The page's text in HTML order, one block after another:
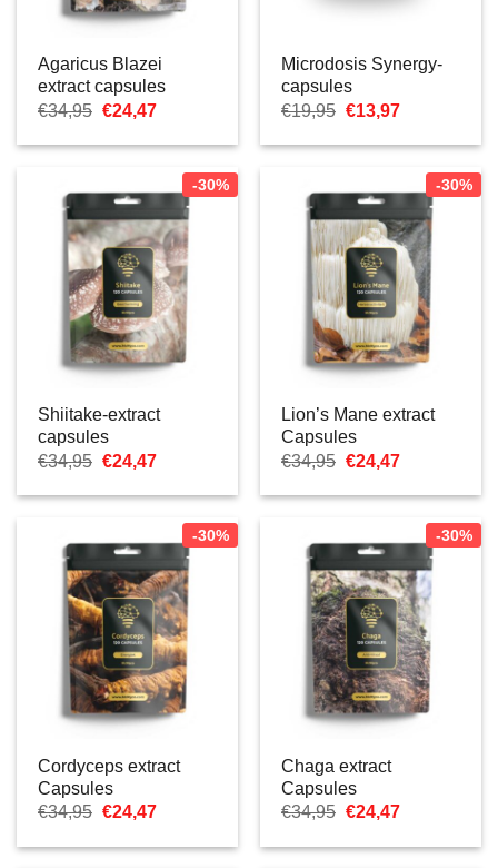
Agaricus Blazei
extract capsules
€34,95 Oorspronkelijke
was:
€24,47Huidige
is:
Microdosis Synergy-
capsules
€19,95 Oorspronkelijke
was:
€13,97Huidige
is:
-30%
Shiitake-extract
capsules
€34,95 Oorspronkelijke
was:
€24,47Huidige
is:
-30%
Lion’s Mane extract
Capsules
€34,95 Oorspronkelijke
was:
€24,47Huidige
is:
-30%
Cordyceps extract
Capsules
€34,95 Oorspronkelijke
was:
€24,47Huidige
is:
-30%
Chaga extract
Capsules
€34,95 Oorspronkelijke
was:
€24,47Huidige
is: